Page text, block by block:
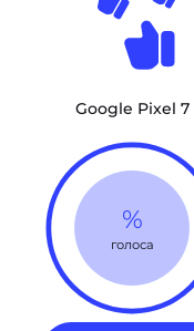
Google Pixel 7
%
голоса